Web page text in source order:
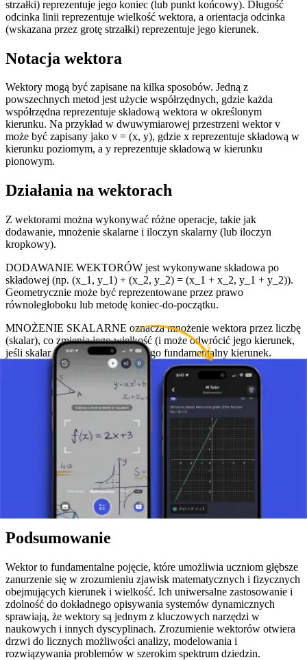
strzałki) reprezentuje jego koniec (lub punkt końcowy). Długość
odcinka linii reprezentuje wielkość wektora, a orientacja odcinka
(wskazana przez grotę strzałki) reprezentuje jego kierunek.
Notacja wektora
Wektory mogą być zapisane na kilka sposobów. Jedną z
powszechnych metod jest użycie współrzędnych, gdzie każda
współrzędna reprezentuje składową wektora w określonym
kierunku. Na przykład w dwuwymiarowej przestrzeni wektor v
może być zapisany jako v = (x, y), gdzie x reprezentuje składową w
kierunku poziomym, a y reprezentuje składową w kierunku
pionowym.
Działania na wektorach
Z wektorami można wykonywać różne operacje, takie jak
dodawanie, mnożenie skalarne i iloczyn skalarny (lub iloczyn
kropkowy).
DODAWANIE WEKTORÓW jest wykonywane składowa po
składowej (np. (x_1, y_1) + (x_2, y_2) = (x_1 + x_2, y_1 + y_2)).
Geometrycznie może być reprezentowane przez prawo
równoległoboku lub metodę koniec-do-początku.
MNOŻENIE SKALARNE oznacza mnożenie wektora przez liczbę
(skalar), co zmienia jego wielkość (i może odwrócić jego kierunek,
jeśli skalar jest ujemny), ale nie jego fundamentalny kierunek.
ILOCZYN SKALARNY (lub iloczyn kropkowy) dwóch
wektorów daje wartość skalarną, która między innymi może
wskazywać, czy dwa wektory są prostopadłe (jeśli ich iloczyn
skalarny wynosi zero).
Znaczenie wektorów
Wektory są nieodzowne w matematyce, ponieważ pozwalają na
precyzyjne opisanie kierunku i wielkości różnych wielkości.
Rozumiejąc wektory, możemy lepiej analizować i rozumieć ruch
obiektów, siły na nie działające i inne interakcje przestrzenne.
Podsumowanie
Wektor to fundamentalne pojęcie, które umożliwia uczniom głębsze
zanurzenie się w zrozumieniu zjawisk matematycznych i fizycznych
obejmujących kierunek i wielkość. Ich uniwersalne zastosowanie i
zdolność do dokładnego opisywania systemów dynamicznych
sprawiają, że wektory są jednym z kluczowych narzędzi w
naukowych i innych dyscyplinach. Zrozumienie wektorów otwiera
drzwi do licznych możliwości analizy, modelowania i
rozwiązywania problemów w szerokim spektrum dziedzin.